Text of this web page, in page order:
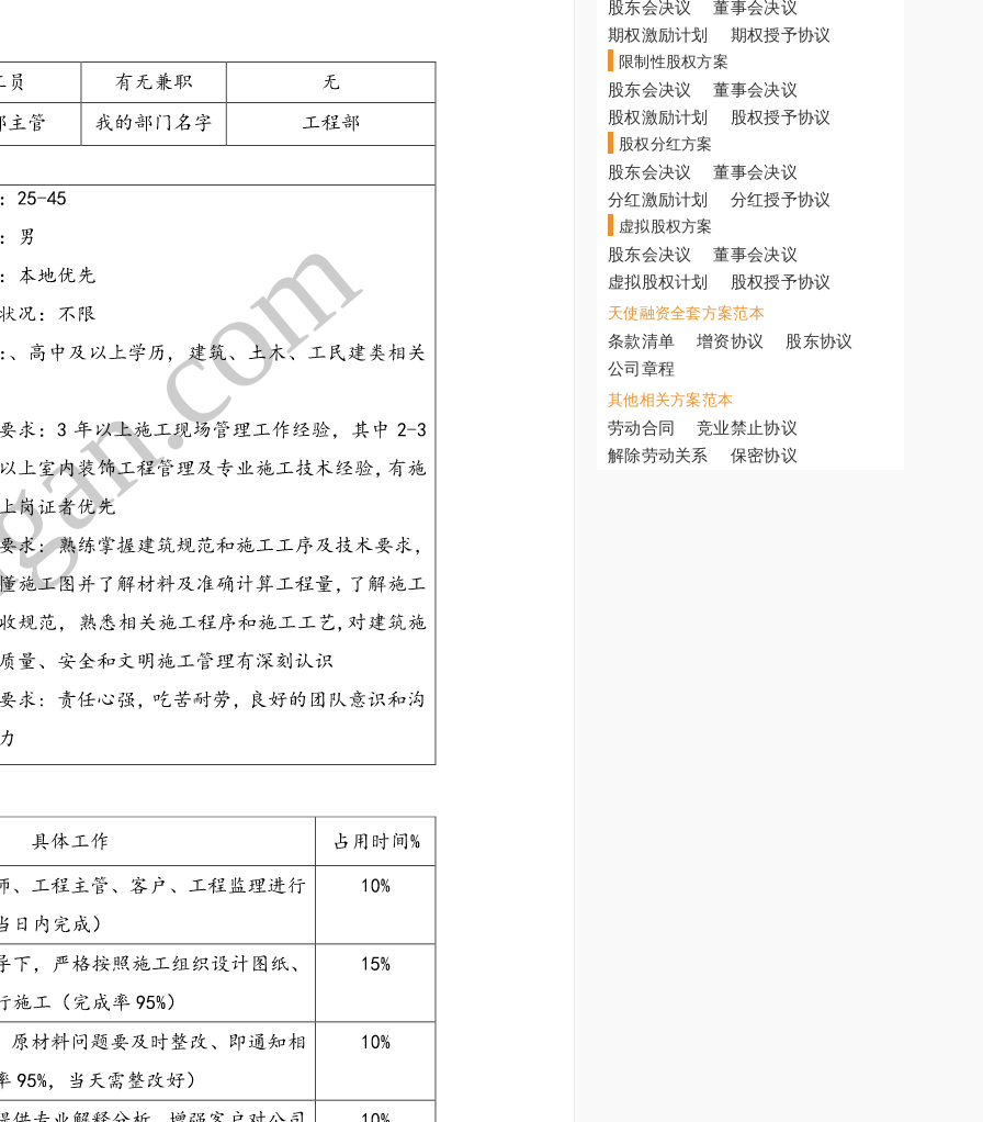
股东会决议
董事会决议
期权激励计划
期权授予协议
限制性股权方案
股东会决议
董事会决议
股权激励计划
股权授予协议
股权分红方案
股东会决议
董事会决议
分红激励计划
分红授予协议
虚拟股权方案
股东会决议
董事会决议
虚拟股权计划
股权授予协议
天使融资全套方案范本
条款清单 增资协议
股东协议
公司章程
其他相关方案范本
劳动合同
竞业禁止协议
解除劳动关系
保密协议